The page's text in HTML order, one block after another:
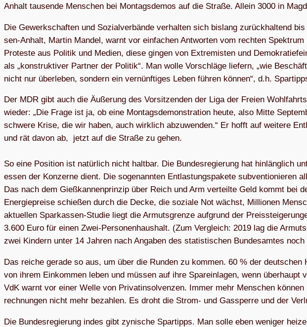
Anhalt tau­sende Men­schen bei Mon­tags­de­mos auf die Straße. Allein 3000 in
Die Gewerk­schaf­ten und Sozi­al­ver­bände ver­hal­ten sich bis­lang zurück­hal­tend
sen-Anhalt, Mar­tin Man­del, warnt vor ein­fa­chen Ant­wor­ten vom rech­ten
Pro­teste aus Poli­tik und Medien, diese gin­gen von Extre­mis­ten und
als „kon­struk­ti­ver Part­ner der Poli­tik“. Man wolle Vor­schläge lie­fern, „wie
nicht nur über­le­ben, son­dern ein ver­nünf­ti­ges Leben füh­ren kön­nen“, d.h.
Der MDR gibt auch die Äuße­rung des Vor­sit­zen­den der Liga der Freien
wie­der: „Die Frage ist ja, ob eine Mon­tags­de­mons­tra­tion heute, also Mitte
schwere Krise, die wir haben, auch wirk­lich abzu­wen­den.“ Er hofft auf wei­tere
und rät davon ab, jetzt auf die Straße zu gehen.
So eine Posi­tion ist natür­lich nicht halt­bar. Die Bun­des­re­gie­rung hat hin­läng­lich
es­sen der Kon­zerne dient. Die soge­nann­ten Ent­las­tungs­pa­kete sub­ven­tio­nie­ren
Das nach dem Gieß­kan­nen­prin­zip über Reich und Arm ver­teilte Geld kommt bei
Ener­gie­preise schie­ßen durch die Decke, die soziale Not wächst, Mil­lio­nen
aktu­el­len Spar­kas­sen-Stu­die liegt die Armuts­grenze auf­grund der
3.600 Euro für einen Zwei-Per­so­nen­haus­halt. (Zum Ver­gleich: 2019 lag die
zwei Kin­dern unter 14 Jah­ren nach Anga­ben des sta­tis­ti­schen Bun­des­am­tes noch
Das rei­che gerade so aus, um über die Run­den zu kom­men. 60 % der
von ihrem Ein­kom­men leben und müs­sen auf ihre Spar­ein­la­gen, wenn über­haupt
VdK warnt vor einer Welle von Pri­vat­in­sol­ven­zen. Immer mehr Men­schen
rech­nun­gen nicht mehr bezah­len. Es droht die Strom- und Gas­sperre und der
Die Bun­des­re­gie­rung indes gibt zyni­sche Spar­tipps. Man solle eben weni­ger